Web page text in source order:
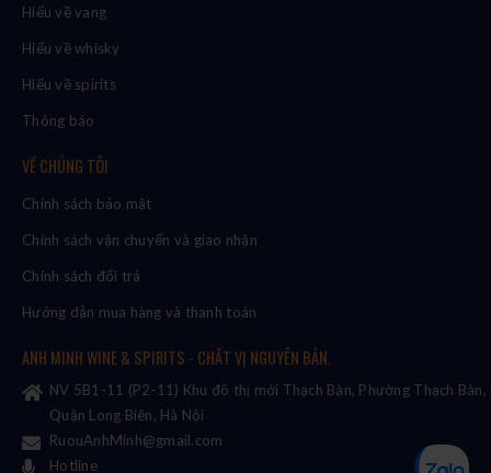
Hiểu về vang
Hiểu về whisky
Hiểu về spirits
Thông báo
VỀ CHÚNG TÔI
Chính sách bảo mật
Chính sách vận chuyển và giao nhận
Chính sách đổi trả
Hướng dẫn mua hàng và thanh toán
ANH MINH WINE & SPIRITS - CHẤT VỊ NGUYÊN BẢN.
NV 5B1-11 (P2-11) Khu đô thị mới Thạch Bàn, Phường Thạch Bàn,
Quận Long Biên, Hà Nội
RuouAnhMinh@gmail.com
Hotline